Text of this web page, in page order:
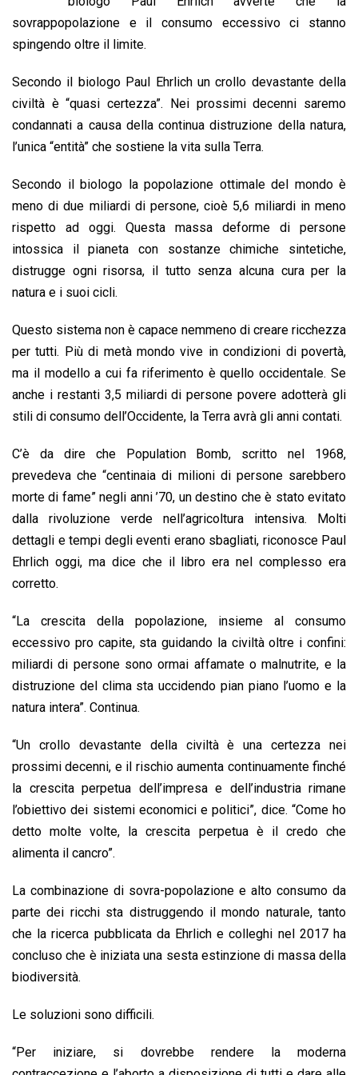
o
o
A
p
d
I
d
i
sovrappopolazione e il consumo eccessivo ci stanno
spingendo oltre il limite.
Secondo il biologo Paul Ehrlich un crollo devastante della
civiltà è “quasi certezza”. Nei prossimi decenni saremo
condannati a causa della continua distruzione della natura,
l’unica “entità” che sostiene la vita sulla Terra.
Secondo il biologo la popolazione ottimale del mondo è
meno di due miliardi di persone, cioè 5,6 miliardi in meno
rispetto ad oggi. Questa massa deforme di persone
intossica il pianeta con sostanze chimiche sintetiche,
distrugge ogni risorsa, il tutto senza alcuna cura per la
natura e i suoi cicli.
Questo sistema non è capace nemmeno di creare ricchezza
per tutti. Più di metà mondo vive in condizioni di povertà,
ma il modello a cui fa riferimento è quello occidentale. Se
anche i restanti 3,5 miliardi di persone povere adotterà gli
stili di consumo dell’Occidente, la Terra avrà gli anni contati.
C’è da dire che Population Bomb, scritto nel 1968,
prevedeva che “centinaia di milioni di persone sarebbero
morte di fame” negli anni ’70, un destino che è stato evitato
dalla rivoluzione verde nell’agricoltura intensiva. Molti
dettagli e tempi degli eventi erano sbagliati, riconosce Paul
Ehrlich oggi, ma dice che il libro era nel complesso era
corretto.
“La crescita della popolazione, insieme al consumo
eccessivo pro capite, sta guidando la civiltà oltre i confini:
miliardi di persone sono ormai affamate o malnutrite, e la
distruzione del clima sta uccidendo pian piano l’uomo e la
natura intera”. Continua.
“Un crollo devastante della civiltà è una certezza nei
prossimi decenni, e il rischio aumenta continuamente finché
la crescita perpetua dell’impresa e dell’industria rimane
l’obiettivo dei sistemi economici e politici”, dice. “Come ho
detto molte volte, la crescita perpetua è il credo che
alimenta il cancro”.
La combinazione di sovra-popolazione e alto consumo da
parte dei ricchi sta distruggendo il mondo naturale, tanto
che la ricerca pubblicata da Ehrlich e colleghi nel 2017 ha
concluso che è iniziata una sesta estinzione di massa della
biodiversità.
Le soluzioni sono difficili.
“Per iniziare, si dovrebbe rendere la moderna